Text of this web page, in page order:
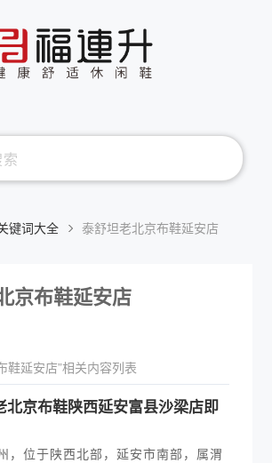
键词大全 泰舒坦老北京布鞋延安店
京布鞋延安店
鞋延安店”相关内容列表
北京布鞋陕西延安富县沙梁店即
，位于陕西北部，延安市南部，属渭